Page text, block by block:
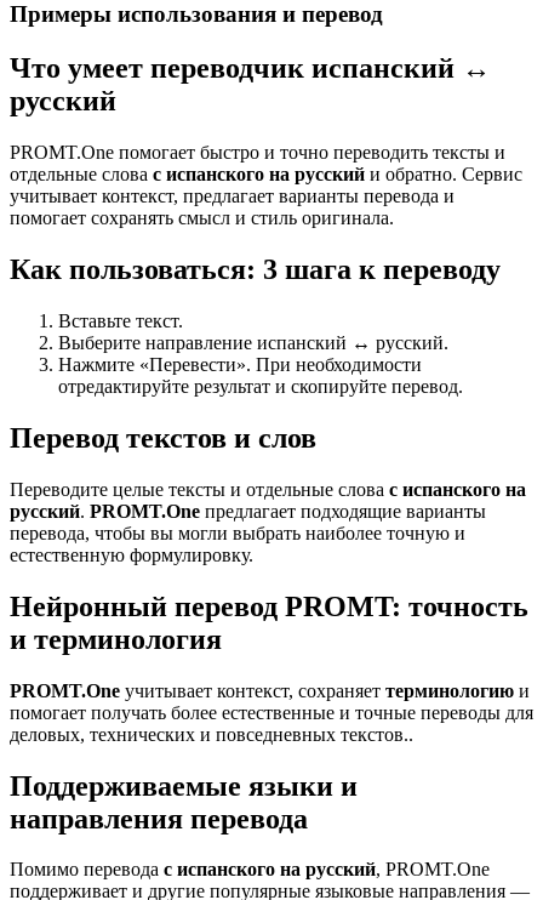
Примеры использования и перевод
Что умеет переводчик испанский ↔
русский
PROMT.One помогает быстро и точно переводить тексты и
отдельные слова с испанского на русский и обратно. Сервис
учитывает контекст, предлагает варианты перевода и
помогает сохранять смысл и стиль оригинала.
Как пользоваться: 3 шага к переводу
Вставьте текст.
Выберите направление испанский ↔ русский.
Нажмите «Перевести». При необходимости
отредактируйте результат и скопируйте перевод.
Перевод текстов и слов
Переводите целые тексты и отдельные слова с испанского на
русский. PROMT.One предлагает подходящие варианты
перевода, чтобы вы могли выбрать наиболее точную и
естественную формулировку.
Нейронный перевод PROMT: точность
и терминология
PROMT.One учитывает контекст, сохраняет терминологию и
помогает получать более естественные и точные переводы для
деловых, технических и повседневных текстов..
Поддерживаемые языки и
направления перевода
Помимо перевода с испанского на русский, PROMT.One
поддерживает и другие популярные языковые направления —